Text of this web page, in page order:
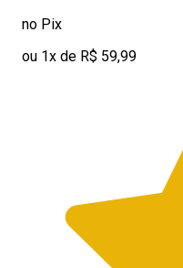
no Pix
ou 1x de R$ 59,99